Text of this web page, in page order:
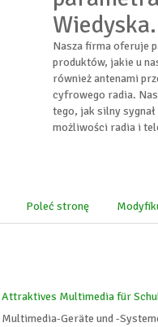
Wiedyska.
Nasza firma oferuje
produktów, jakie u
również antenami
cyfrowego radia.
tego, jak silny
możliwości radia i
Poleć stronę
Attraktives Multimedia für
Multimedia-Geräte und -